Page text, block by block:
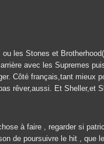
les Stones et
avec les Supremes
Côté français,tant mieux
rêver,aussi. Et Sheller,et
à faire , regarder si
de poursuivre le hit , que